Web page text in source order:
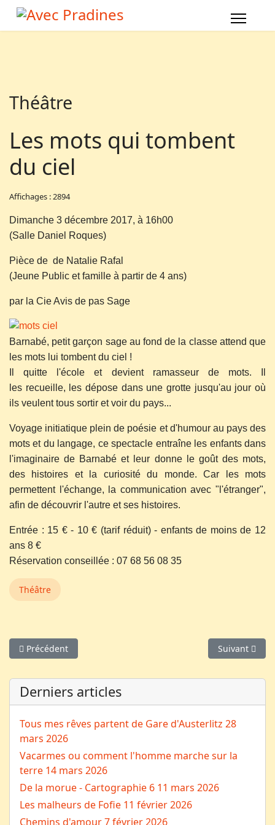
Théâtre
Les mots qui tombent
du ciel
Affichages : 2894
Dimanche 3 décembre 2017, à 16h00
(Salle Daniel Roques)
Pièce de de Natalie Rafal
(Jeune Public et famille à partir de 4 ans)
par la Cie Avis de pas Sage
Barnabé, petit garçon sage au fond de la classe attend que
les mots lui tombent du ciel !
Il quitte l'école et devient ramasseur de mots. Il
les recueille, les dépose dans une grotte jusqu'au jour où
ils veulent tous sortir et voir du pays...
Voyage initiatique plein de poésie et d'humour au pays des
mots et du langage, ce spectacle entraîne les enfants dans
l'imaginaire de Barnabé et leur donne le goût des mots,
des histoires et la curiosité du monde. Car les mots
permettent l'échange, la communication avec "l'étranger",
afin de découvrir l'autre et ses histoires.
Entrée : 15 € - 10 € (tarif réduit) - enfants de moins de 12
ans 8 €
Réservation conseillée : 07 68 56 08 35
Théâtre
Article précédent : "Les Truffes d’Olt" face à "Les Ours
Précédent Article
Suivant
Derniers articles
Tous mes rêves partent de Gare d'Austerlitz 28
mars 2026
Vacarmes ou comment l'homme marche sur la
terre 14 mars 2026
De la morue - Cartographie 6 11 mars 2026
Les malheurs de Fofie 11 février 2026
Chemins d'amour7 février 2026